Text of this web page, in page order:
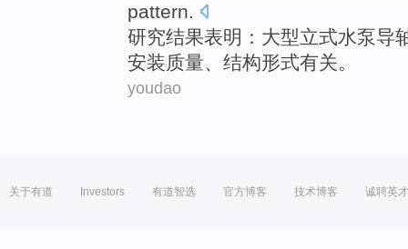
pattern.
研究结果表明 ： 大型立式水泵导
安装质量、 结构形式有关。
youdao
关于有道 Investors 有道智选 官方博客 技术博客 诚聘英才